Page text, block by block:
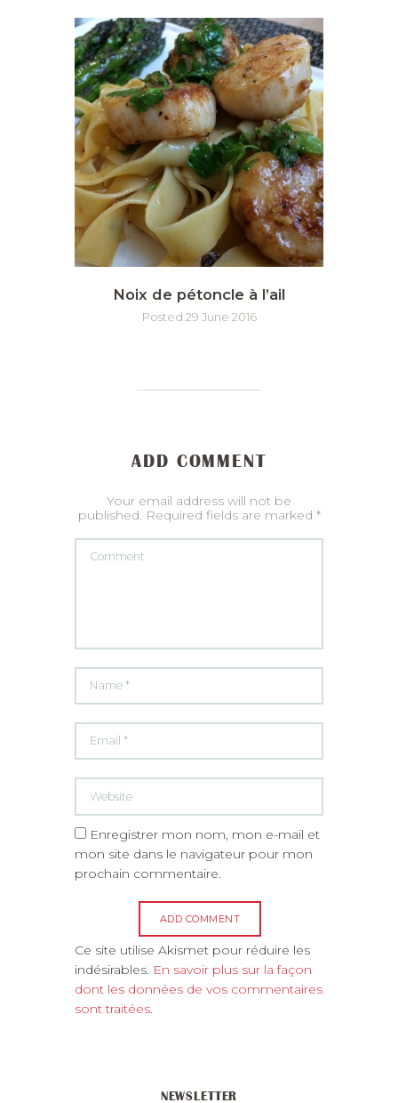
Noix de pétoncle à l’ail
Posted 29 June 2016
ADD COMMENT
Your email address will not be
published. Required fields are marked *
Enregistrer mon nom, mon e-mail et
mon site dans le navigateur pour mon
prochain commentaire.
A
l
t
e
Ce site utilise Akismet pour réduire les
indésirables. En savoir plus sur la façon
dont les données de vos commentaires
sont traitées.
NEWSLETTER